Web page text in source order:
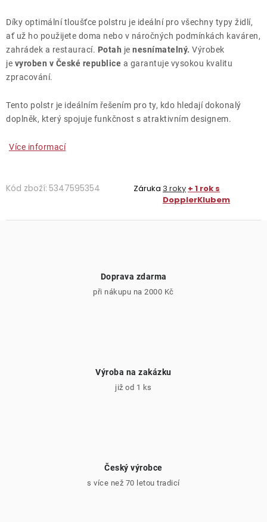
Díky optimální tloušťce polstru je ideální pro všechny typy židlí,
ať už ho použijete doma nebo v náročných podmínkách kaváren,
zahrádek a restaurací. Potah je nesnímatelný. Výrobek
je vyroben v České republice a garantuje vysokou kvalitu
zpracování.
Tento polstr je ideálním řešením pro ty, kdo hledají dokonalý
doplněk, který spojuje funkčnost s atraktivním designem.
Více informací
Kód zboží: 5347595354 Záruka 3 roky + 1 rok s
DopplerKlubem
Doprava zdarma
při nákupu na 2000 Kč
Výroba na zakázku
již od 1 ks
Český výrobce
s více než 70 letou tradicí